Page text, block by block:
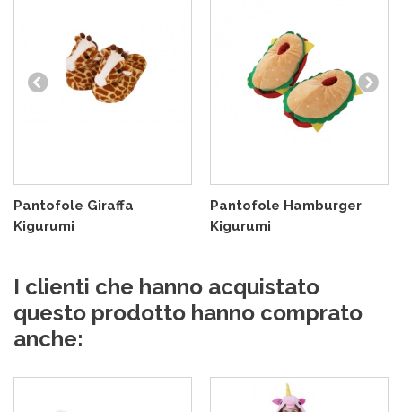
Pantofole Giraffa
Kigurumi
Pantofole Hamburger
Kigurumi
I clienti che hanno acquistato
questo prodotto hanno comprato
anche: